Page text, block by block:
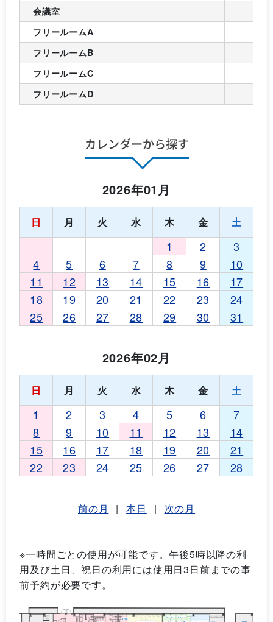
会議室
フリールームA
フリールームB
フリールームC
フリールームD
カレンダーから探す
2026年01月
日 月 火 水 木 金 土
1 2
3
4
5 6 7 8 9
10
11
12 13 14 15 16
17
18
19 20 21 22 23
24
25
26 27 28 29 30 31
2026年02月
日 月 火 水 木 金 土
1 2 3 4 5 6
7
8
9 10 11 12 13
14
15
16 17 18 19 20
21
22
23 24 25 26 27 28
前の月 | 本日 | 次の月
※一時間ごとの使用が可能です。午後5時以降の利
用及び土日、祝日の利用には使用日3日前までの事
前予約が必要です。